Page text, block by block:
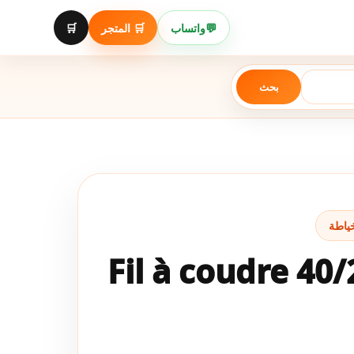
💬واتساب 🛒 المتجر 🛒
بحث
Fil à coudre